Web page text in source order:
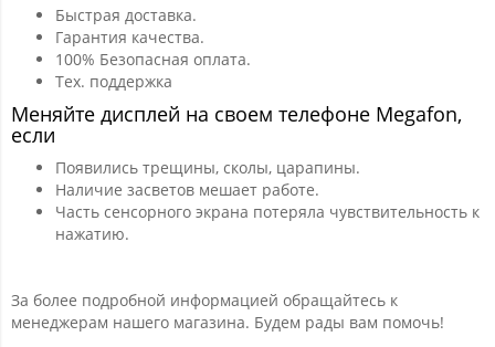
Быстрая доставка.
Гарантия качества.
100% Безопасная оплата.
Тех. поддержка
Меняйте дисплей на своем телефоне Megafon,
если
Появились трещины, сколы, царапины.
Наличие засветов мешает работе.
Часть сенсорного экрана потеряла чувствительность к
нажатию.
За более подробной информацией обращайтесь к
менеджерам нашего магазина. Будем рады вам помочь!